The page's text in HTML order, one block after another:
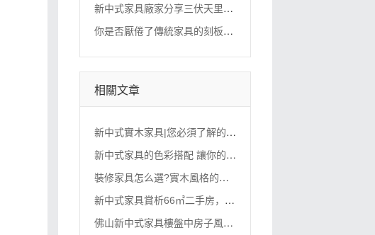
新
中式家具廠家分享三伏天里如何保養實木家具?
你
是否厭倦了傳統家具的刻板印象？新中式系列家具將為你帶來全新的視覺享受！
相關文章
新
中式實木家具|您必須了解的中國古典家具的特征
新
中式家具的色彩搭配 讓你的家居看起來更舒服
裝
修家具怎么選?實木風格的新中式家具等著你
新
中式家具賞析66㎡二手房，直接在客廳搭個“公主房”
佛
山新中式家具樓盤中房子風水禁忌及相關學問